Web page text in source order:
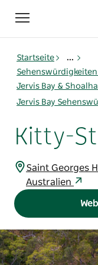
Toggle
navigation
Startseite
...
Jervis Bay &
Jervis Bay
Kitty-
Saint Georges
Australien